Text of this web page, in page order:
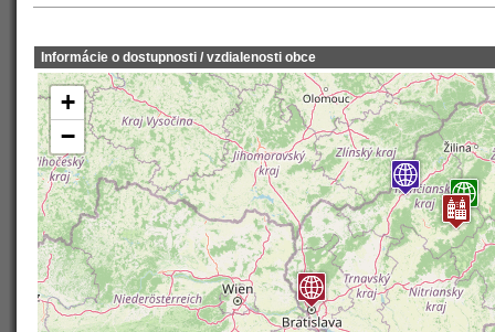
Informácie o dostupnosti / vzdialenosti obce
+
−